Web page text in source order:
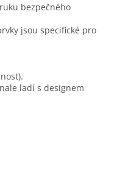
bezpečného
jsou specifické pro
ladí s designem